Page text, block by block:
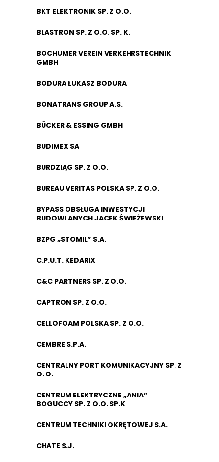
BKT ELEKTRONIK SP. Z O.O.
BLASTRON SP. Z O.O. SP. K.
BOCHUMER VEREIN VERKEHRSTECHNIK
GMBH
BODURA ŁUKASZ BODURA
BONATRANS GROUP A.S.
BÜCKER & ESSING GMBH
BUDIMEX SA
BURDZIĄG SP. Z O.O.
BUREAU VERITAS POLSKA SP. Z O.O.
BYPASS OBSŁUGA INWESTYCJI
BUDOWLANYCH JACEK ŚWIEŻEWSKI
BZPG „STOMIL” S.A.
C.P.U.T. KEDARIX
C&C PARTNERS SP. Z O.O.
CAPTRON SP. Z O.O.
CELLOFOAM POLSKA SP. Z O.O.
CEMBRE S.P.A.
CENTRALNY PORT KOMUNIKACYJNY SP. Z
O. O.
CENTRUM ELEKTRYCZNE „ANIA”
BOGUCCY SP. Z O.O. SP.K
CENTRUM TECHNIKI OKRĘTOWEJ S.A.
CHATE S.J.